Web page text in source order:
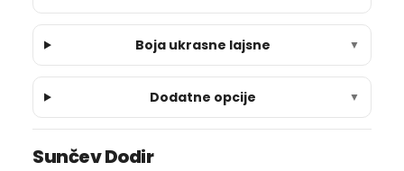
Boja ukrasne lajsne ▼
Dodatne opcije ▼
Sunčev Dodir